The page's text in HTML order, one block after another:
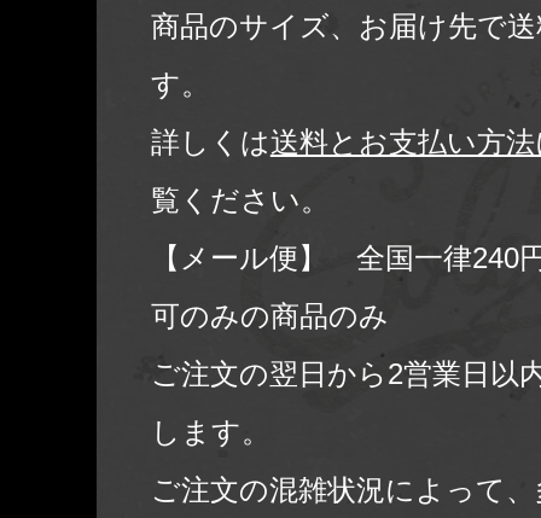
商品のサイズ、お届け先で
す。
詳しくは送料とお支払い方
覧ください。
【メール便】 全国一律240
可のみの商品のみ
ご注文の翌日から2営業日以
します。
ご注文の混雑状況によって